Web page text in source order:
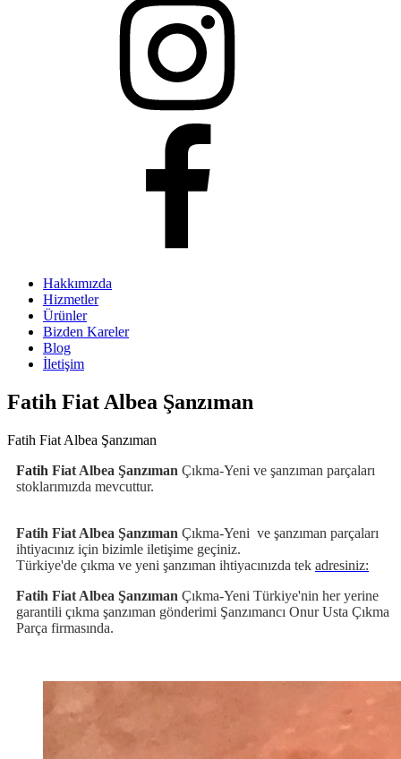
Hakkımızda
Hizmetler
Ürünler
Bizden Kareler
Blog
İletişim
Fatih Fiat Albea Şanzıman
Fatih Fiat Albea Şanzıman
Fatih Fiat Albea Şanzıman Çıkma-Yeni ve şanzıman parçaları
stoklarımızda mevcuttur.
Fatih Fiat Albea Şanzıman Çıkma-Yeni ve şanzıman parçaları
ihtiyacınız için bizimle iletişime geçiniz.
Türkiye'de çıkma ve yeni şanzıman ihtiyacınızda tek adresiniz:
Fatih Fiat Albea Şanzıman Çıkma-Yeni Türkiye'nin her yerine
garantili çıkma şanzıman gönderimi Şanzımancı Onur Usta Çıkma
Parça firmasında.